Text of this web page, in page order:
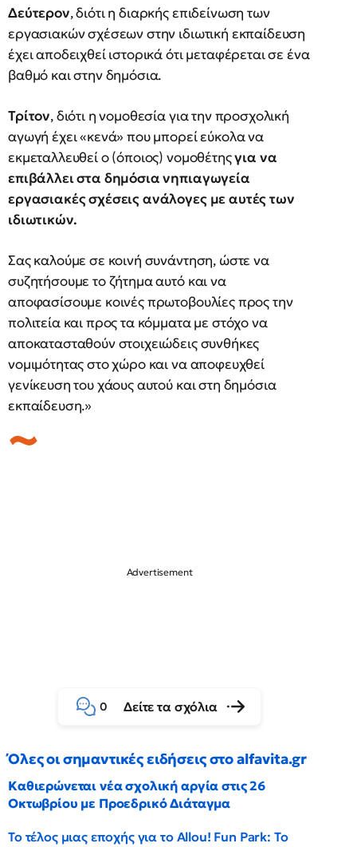
Δεύτερον, διότι η διαρκής επιδείνωση των
εργασιακών σχέσεων στην ιδιωτική εκπαίδευση
έχει αποδειχθεί ιστορικά ότι μεταφέρεται σε ένα
βαθμό και στην δημόσια.
Τρίτον, διότι η νομοθεσία για την προσχολική
αγωγή έχει «κενά» που μπορεί εύκολα να
εκμεταλλευθεί ο (όποιος) νομοθέτηςγια να
επιβάλλει στα δημόσια νηπιαγωγεία
εργασιακές σχέσεις ανάλογες με αυτές των
ιδιωτικών.
Σας καλούμε σε κοινή συνάντηση, ώστε να
συζητήσουμε το ζήτημα αυτό και να
αποφασίσουμε κοινές πρωτοβουλίες προς την
πολιτεία και προς τα κόμματα με στόχο να
αποκατασταθούν στοιχειώδεις συνθήκες
νομιμότητας στο χώρο και να αποφευχθεί
γενίκευση του χάους αυτού και στη δημόσια
εκπαίδευση.»
0 Δείτε τα σχόλια
Όλες οι σημαντικές ειδήσεις στο alfavita.gr
Καθιερώνεται νέα σχολική αργία στις 26
Οκτωβρίου με Προεδρικό Διάταγμα
Το τέλος μιας εποχής για το Allou! Fun Park: Το